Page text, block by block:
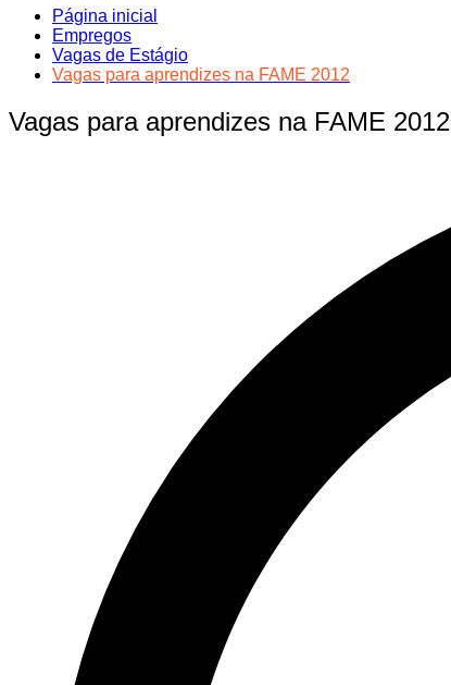
Página inicial
Empregos
Vagas de Estágio
Vagas para aprendizes na FAME 2012
Vagas para aprendizes na FAME 2012